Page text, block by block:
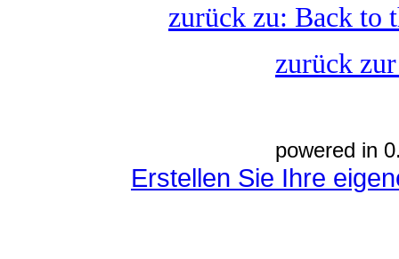
zurück zu: Back to
zurück
powered in
Erstellen Sie Ihre